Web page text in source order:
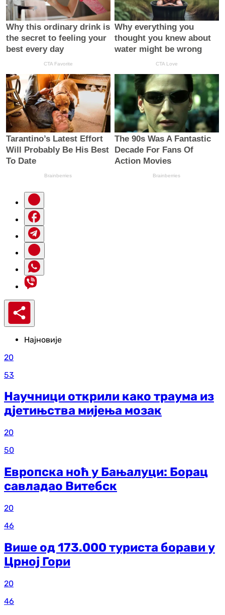
Најновије
20
53
Научници открили како траума из
д‌јетињства мијења мозак
20
50
Европска ноћ у Бањалуци: Борац
савладао Витебск
20
46
Више од 173.000 туриста борави у
Црној Гори
20
46